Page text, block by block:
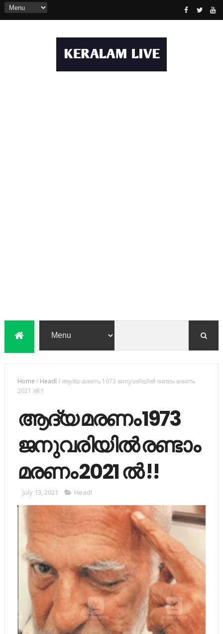
Home / Headl / ആദ്യ മരണം 1973 ജനുവരിയിൽ രണ്ടാം മരണം
2021 ൽ !!
ആദ്യ മരണം 1973
ജനുവരിയിൽ രണ്ടാം
മരണം 2021 ൽ !!
July 13, 2021 Headl